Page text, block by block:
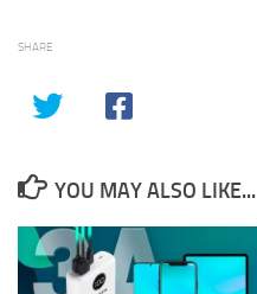
SHARE
YOU MAY ALSO LIKE...